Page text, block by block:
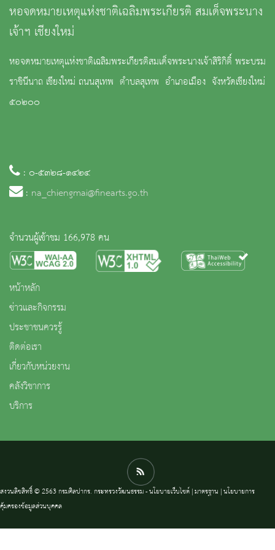
หอจดหมายเหตุแห่งชาติเฉลิมพระเกียรติ สมเด็จพระนาง
เจ้าฯ เชียงใหม่
หอจดหมายเหตุแห่งชาติเฉลิมพระเกียรติสมเด็จพระนางเจ้าสิริกิติ์ พระบรม
ราชินีนาถ เชียงใหม่ ถนนสุเทพ ตำบลสุเทพ อำเภอเมือง จังหวัดเชียงใหม่
๕๐๒๐๐
: ๐-๕๓๒๘-๑๔๒๔
: na_chiengmai@finearts.go.th
จำนวนผู้เข้าชม 166,978 คน
หน้าหลัก
ข่าวและกิจกรรม
ประชาชนควรรู้
ติดต่อเรา
เกี่ยวกับหน่วยงาน
คลังวิชาการ
บริการ
สงวนลิขสิทธิ์ © 2563 กรมศิลปากร. กระทรวงวัฒนธรรม -นโยบายเว็บไซต์|มาตรฐาน |นโยบายการ
คุ้มครองข้อมูลส่วนบุคคล